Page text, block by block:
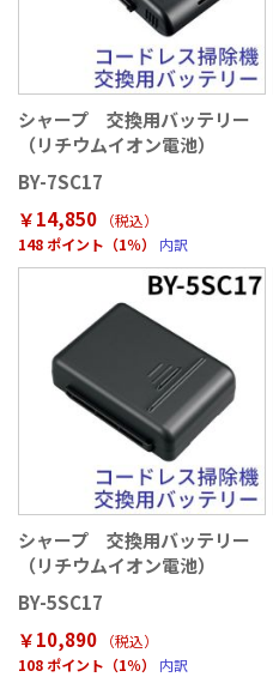
シャープ 交換用バッテリー
（リチウムイオン電池）
BY-7SC17
￥14,850
（税込）
148 ポイント（1％）
内訳
シャープ 交換用バッテリー
（リチウムイオン電池）
BY-5SC17
￥10,890
（税込）
108 ポイント（1％）
内訳